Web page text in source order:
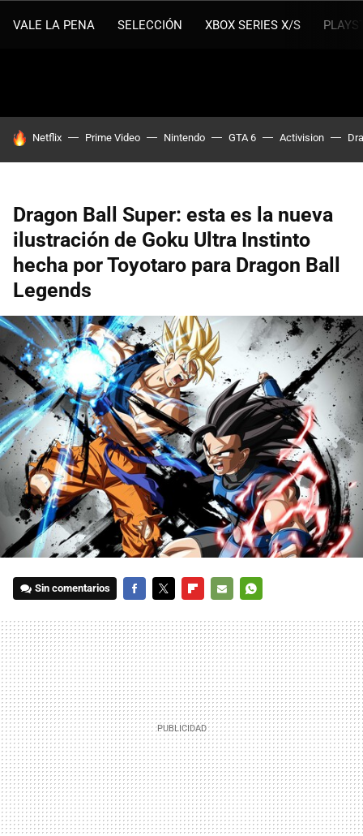
VALE LA PENA SELECCIÓN XBOX SERIES X/S
HOY SE HABLA DE
Netflix Prime Video Nintendo GTA 6 Activision
Dragon Ball Super: esta es la nueva
ilustración de Goku Ultra Instinto
hecha por Toyotaro para Dragon Ball
Legends
Sin comentarios
MAIL